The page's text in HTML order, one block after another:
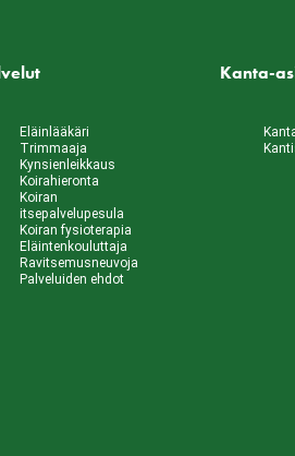
Eläinlääkäri
Trimmaaja
Kynsienleikkaus
Koirahieronta
Koiran
itsepalvelupesula
Koiran fysioterapia
Eläintenkouluttaja
Ravitsemusneuvoja
Palveluiden ehdot
Kanta-